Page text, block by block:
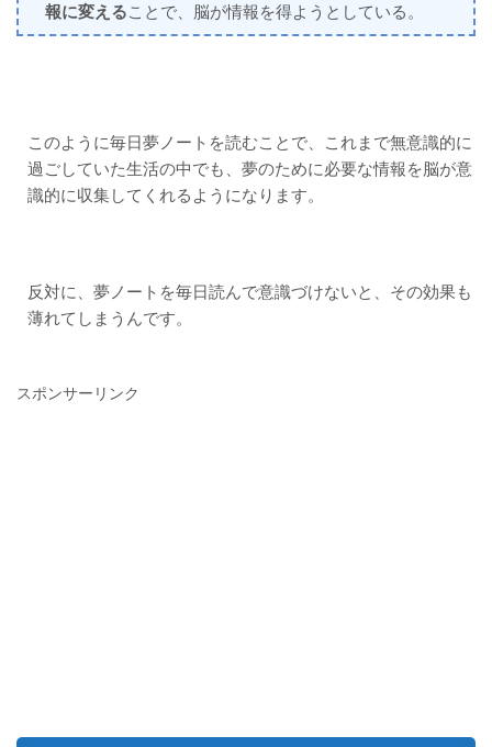
報に変える ことで、脳が情報を得ようとしている。
このように毎日夢ノートを読むことで、これまで無意識的に
過ごしていた生活の中でも、夢のために必要な情報を脳が意
識的に収集してくれるようになります。
反対に、夢ノートを毎日読んで意識づけないと、その効果も
薄れてしまうんです。
スポンサーリンク